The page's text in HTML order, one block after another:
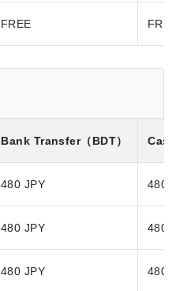
FREE
Bank Transfer（BDT）
480 JPY 480
480 JPY 480
480 JPY 480